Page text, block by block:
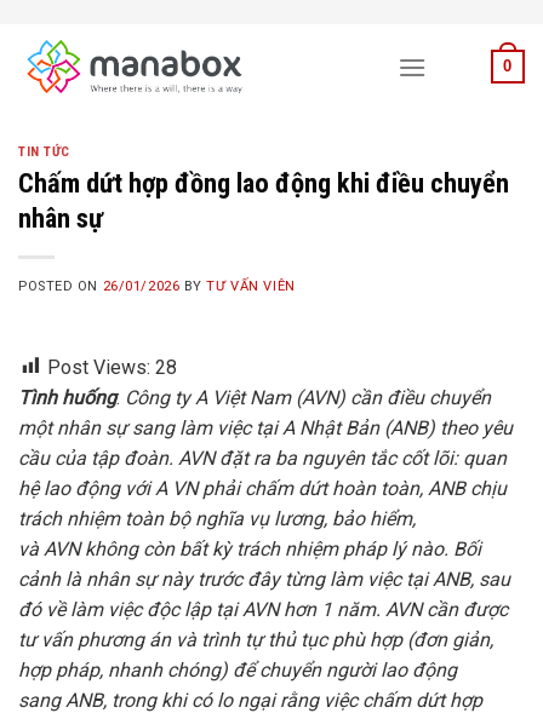
content
0
TIN TỨC
Chấm dứt hợp đồng lao động khi điều chuyển
nhân sự
POSTED ON 26/01/2026 BYTƯ VẤN VIÊN
Post Views: 28
Tình huống: Công tyA Việt Nam (AVN) cần điều chuyển
một nhân sự sang làm việc tạiA Nhật Bản (ANB) theo yêu
cầu của tập đoàn. AVNđặt ra ba nguyên tắc cốt lõi: quan
hệ lao động vớiA VNphải chấm dứt hoàn toàn, ANBchịu
trách nhiệm toàn bộ nghĩa vụ lương, bảo hiểm,
và AVNkhông còn bất kỳ trách nhiệm pháp lý nào. Bối
cảnh là nhân sự này trước đây từng làm việc tạiANB, sau
đó về làm việc độc lập tạiAVNhơn 1 năm. AVNcần được
tư vấn phương án và trình tự thủ tục phù hợp (đơn giản,
hợp pháp, nhanh chóng) để chuyển người lao động
sang ANB, trong khi có lo ngại rằng việc chấm dứt hợp